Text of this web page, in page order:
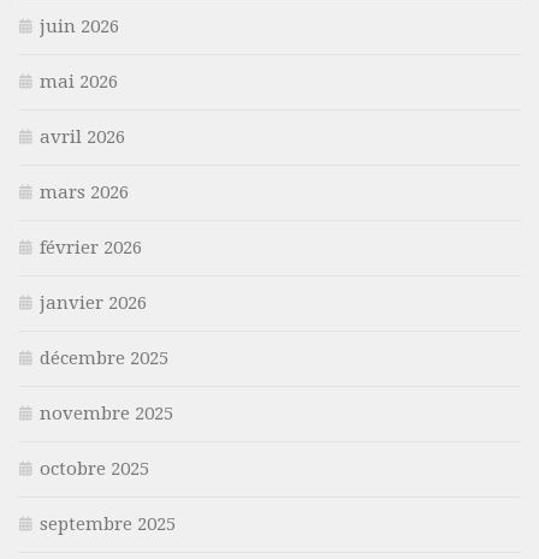
juin 2026
mai 2026
avril 2026
mars 2026
février 2026
janvier 2026
décembre 2025
novembre 2025
octobre 2025
septembre 2025